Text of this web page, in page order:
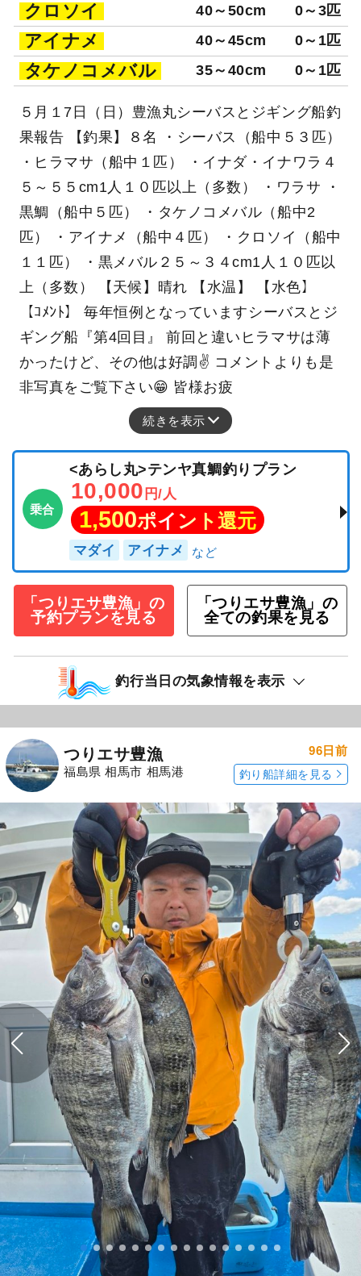
クロソイ 40～50cm 0～3匹
アイナメ 40～45cm 0～1匹
タケノコメバル 35～40cm 0～1匹
５月１7日（日）豊漁丸シーバスとジギング船釣
果報告 【釣果】８名 ・シーバス（船中５３匹）
・ヒラマサ（船中１匹） ・イナダ・イナワラ４
５～５５cm1人１０匹以上（多数） ・ワラサ ・
黒鯛（船中５匹） ・タケノコメバル（船中2
匹） ・アイナメ（船中４匹） ・クロソイ（船中
１１匹） ・黒メバル２５～３４cm1人１０匹以
上（多数） 【天候】晴れ 【水温】 【水色】
【ｺﾒﾝﾄ】 毎年恒例となっていますシーバスとジ
ギング船『第4回目』 前回と違いヒラマサは薄
かったけど、その他は好調✌️ コメントよりも是
非写真をご覧下さい😁 皆様お疲
続きを表示
乗合
<あらし丸>テンヤ真鯛釣りプラン
10,000 円/人
1,500ポイント還元
マダイ アイナメ
「つりエサ豊漁」の
予約プランを見る
「つりエサ豊漁」の
全ての釣果を見る
釣行当日の気象情報を表示
つりエサ豊漁
福島県 相馬市 相馬港
96日前
釣り船詳細を見る